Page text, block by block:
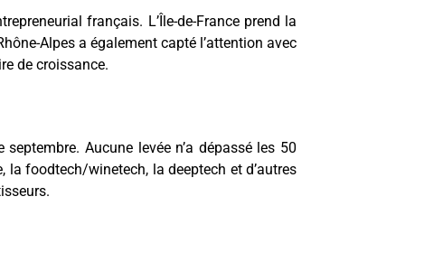
français. L’Île-de-France prend la
Alpes a également capté l’attention avec
de croissance.
Aucune levée n’a dépassé les 50
la foodtech/winetech, la deeptech et d’autres